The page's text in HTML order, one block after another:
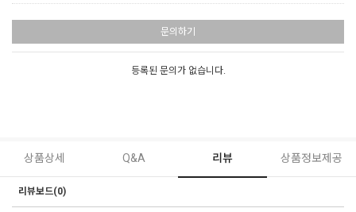
문의하기
등록된 문의가 없습니다.
상품상세 Q&A 리뷰 상품정보제공
리뷰보드(0)